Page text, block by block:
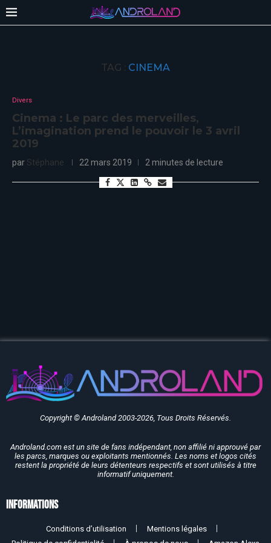
TAG : CINEMA
Divers
Cinema : Le parc des merveilles,
L’imagination prend le pouvoir le 3 avril
2019
par Stéphane 22 mars 2019 2 minutes de lecture
Copyright © Androland 2003-2026, Tous Droits Réservés.
Androland.com est un site de fans indépendant, non affilié ni approuvé par
les parcs, marques ou exploitants mentionnés. Les noms et logos cités
restent la propriété de leurs détenteurs respectifs et sont utilisés à titre
informatif uniquement.
Informations
Conditions d’utilisation
Mentions légales